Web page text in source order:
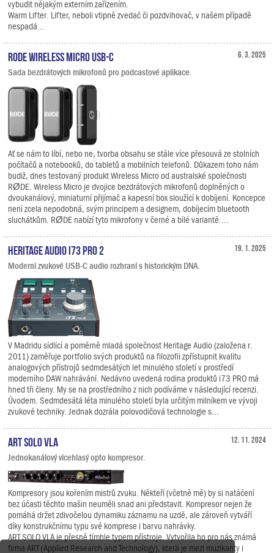
vybudit nějakým externím zařízením.
Warm Lifter. Lifter, neboli vtipně zvedač či pozdvihovač, v našem případě
nespadá...
6. 3. 2025
RODE Wireless Micro USB-C
Sada bezdrátových mikrofonů pro podcastové aplikace.
Ať se nám to líbí, nebo ne, tvorba obsahu se stále více přesouvá ze stolních
počítačů a notebooků, do tabletů a mobilních telefonů. Důkazem toho nám
budiž, dnes testovaný produkt Wireless Micro od australské společnosti
RØDE. Wireless Micro je dvojice bezdrátových mikrofonů doplněných o
dvoukanálový, miniaturní přijímač a kapesní box sloužící k dobíjení. Koncepce
není zcela nepodobná, svým principem a designem, dobíjecím bluetooth
sluchátkům. RØDE nabízí tyto mikrofony v černé a bílé variantě....
19. 1. 2025
Heritage Audio i73 PRO 2
Moderní zvukové USB-C audio rozhraní s historickým DNA.
V Madridu sídlící a poměrně mladá společnost Heritage Audio (založena r.
2011) zaměřuje portfolio svých produktů na filozofii zpřístupnit kvalitu
analogových přístrojů sedmdesátých let minulého století v prostředí
moderního DAW nahrávání. Nedávno uvedená rodina produktů i73 PRO má
hned tři členy. My se na prostředního z nich podíváme v následující recenzi.
Úvodem. Sedmdesátá léta minulého století byla určitým milníkem ve vývoji
zvukové techniky. Jednak dozrála polovodičová technologie s...
12. 11. 2024
ART SOLO VLA
Jednokanálový vícehlasý opto kompresor.
Kompresory jsou kořením mistrů zvuku. Někteří (včetně mě) by si natáčení
bez účasti těchto mašin neuměli snad ani představit. Kompresor nejen že
pomáhá držet zdivočelou dynamiku záznamu na uzdě, ale zároveň vytváří
díky konstrukčnímu typu své komprese i barvu nahrávky.
ART SOLO VLA je přesně tímhle typem přístroje. Vytvořila ho pro nás známá
firma ART (Applied Research and Technology), která je mezi muzikanty i